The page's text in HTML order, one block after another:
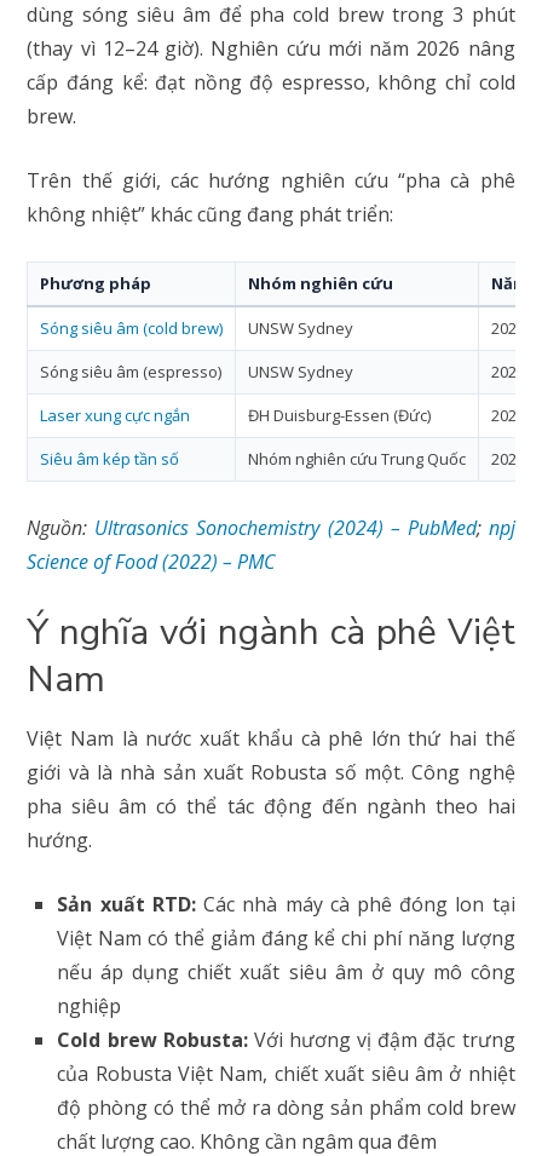
dùng sóng siêu âm để pha cold brew trong 3 phút
(thay vì 12–24 giờ). Nghiên cứu mới năm 2026 nâng
cấp đáng kể: đạt nồng độ espresso, không chỉ cold
brew.
Trên thế giới, các hướng nghiên cứu “pha cà phê
không nhiệt” khác cũng đang phát triển:
Phương pháp Nhóm nghiên cứu Năm
Sóng siêu âm (cold brew) UNSW Sydney
2024
Sóng siêu âm (espresso)
UNSW Sydney
2026
Laser xung cực ngắn
ĐH Duisburg-Essen (Đức)
2022
Siêu âm kép tần số
Nhóm nghiên cứu Trung Quốc 2024
Nguồn: Ultrasonics Sonochemistry (2024) – PubMed; npj
Science of Food (2022) – PMC
Ý nghĩa với ngành cà phê Việt
Nam
Việt Nam là nước xuất khẩu cà phê lớn thứ hai thế
giới và là nhà sản xuất Robusta số một. Công nghệ
pha siêu âm có thể tác động đến ngành theo hai
hướng.
Sản xuất RTD:Các nhà máy cà phê đóng lon tại
Việt Nam có thể giảm đáng kể chi phí năng lượng
nếu áp dụng chiết xuất siêu âm ở quy mô công
nghiệp
Cold brew Robusta:Với hương vị đậm đặc trưng
của Robusta Việt Nam, chiết xuất siêu âm ở nhiệt
độ phòng có thể mở ra dòng sản phẩm cold brew
chất lượng cao. Không cần ngâm qua đêm